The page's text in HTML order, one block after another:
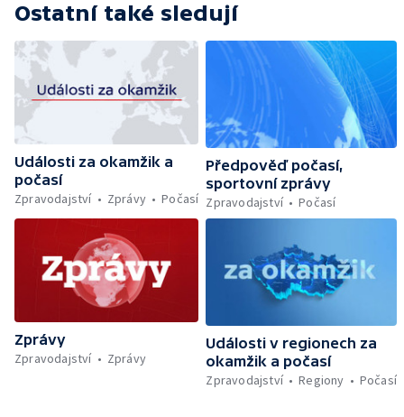
Ostatní také sledují
Události za okamžik a
počasí
Zpravodajství
Zprávy Počasí
Předpověď počasí,
sportovní zprávy
Zpravodajství
Počasí
Zprávy
Zpravodajství
Zprávy
Události v regionech za
okamžik a počasí
Zpravodajství
Regiony Počasí